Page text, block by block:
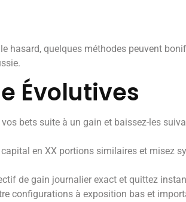
hasard, quelques méthodes peuvent
Évolutives
bets suite à un gain et baissez-les
en XX portions similaires et misez
de gain journalier exact et quittez
configurations à exposition bas et